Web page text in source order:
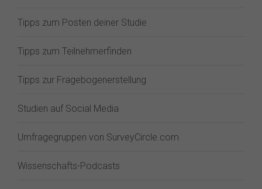
Tipps zum Posten deiner Studie
Tipps zum Teilnehmerfinden
Tipps zur Fragebogenerstellung
Studien auf Social Media
Umfragegruppen von SurveyCircle.com
Wissenschafts-Podcasts